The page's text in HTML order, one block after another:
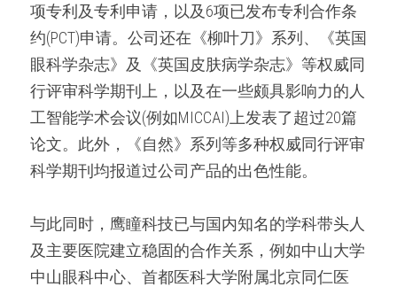
项专利及专利申请，以及6项已发布专利合作条
约(PCT)申请。公司还在《柳叶刀》系列、《英国
眼科学杂志》及《英国皮肤病学杂志》等权威同
行评审科学期刊上，以及在一些颇具影响力的人
工智能学术会议(例如MICCAI)上发表了超过20篇
论文。此外，《自然》系列等多种权威同行评审
科学期刊均报道过公司产品的出色性能。
与此同时，鹰瞳科技已与国内知名的学科带头人
及主要医院建立稳固的合作关系，例如中山大学
中山眼科中心、首都医科大学附属北京同仁医